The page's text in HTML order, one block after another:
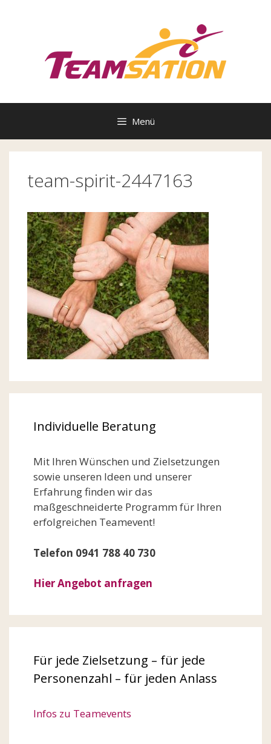
Menü
team-spirit-2447163
Individuelle Beratung
Mit Ihren Wünschen und Zielsetzungen
sowie unseren Ideen und unserer
Erfahrung finden wir das
maßgeschneiderte Programm für Ihren
erfolgreichen Teamevent!
Telefon 0941 788 40 730
Hier Angebot anfragen
Für jede Zielsetzung – für jede
Personenzahl – für jeden Anlass
Infos zu Teamevents